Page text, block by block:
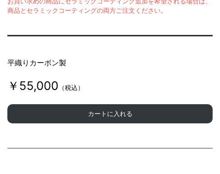
商品とセラミックコーティングの両方ご注文ください。
平織りカーボン製
￥55,000 （税込）
カートに入れる